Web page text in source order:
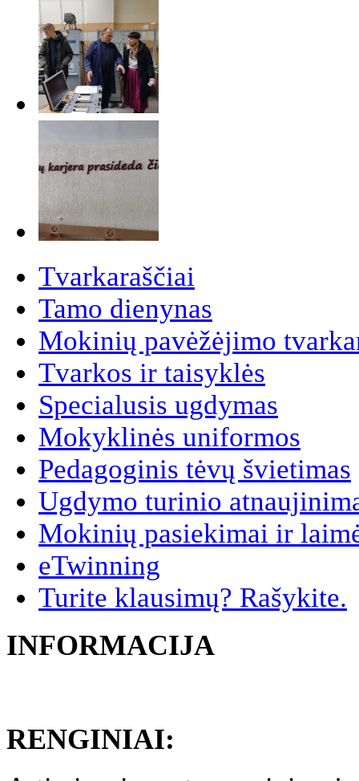
Tvarkaraščiai
Tamo dienynas
Mokinių pavėžėjimo
Tvarkos ir taisyklės
Specialusis ugdymas
Mokyklinės uniformos
Pedagoginis tėvų švietimas
Ugdymo turinio
Mokinių pasiekimai ir
eTwinning
Turite klausimų? Rašykite.
INFORMACIJA
RENGINIAI: